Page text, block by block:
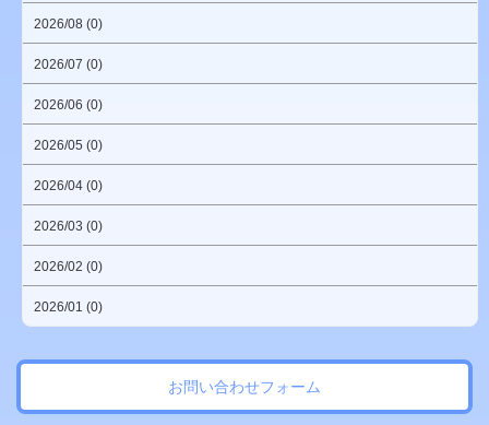
2026/08 (0)
2026/07 (0)
2026/06 (0)
2026/05 (0)
2026/04 (0)
2026/03 (0)
2026/02 (0)
2026/01 (0)
お問い合わせフォーム